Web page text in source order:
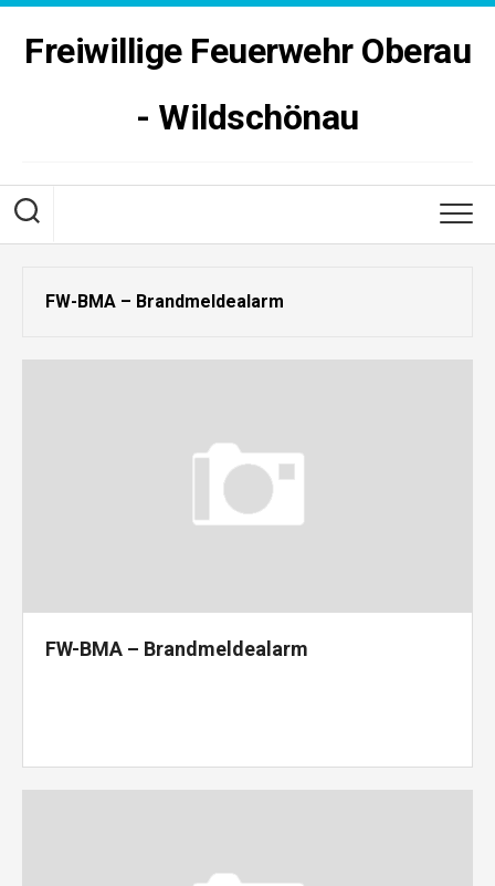
Skip
contentFreiwillige Feuerwehr Oberau
- Wildschönau
FW-BMA – Brandmeldealarm
FW-BMA – Brandmeldealarm